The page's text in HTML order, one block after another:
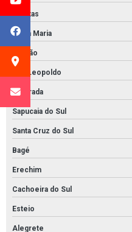
Pelotas
Santa Maria
Viamão
São Leopoldo
Alvorada
Sapucaia do Sul
Santa Cruz do Sul
Bagé
Erechim
Cachoeira do Sul
Esteio
Alegrete